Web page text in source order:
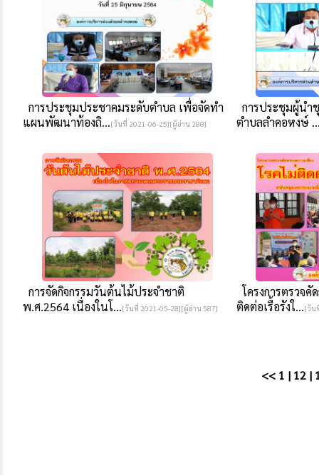
การประชุมประชาคมระดับตำบล เพื่อจัดทำ
แผนพัฒนาท้องถิ...[วันที่ 2021-06-25][ผู้อ่าน 288]
การประชุมผู้นำ
ตำบลลำคอหงษ์
การจัดกิจกรรมวันต้นไม้ประจำชาติ
พ.ศ.2564 เนื่องในโ...[วันที่ 2021-05-28][ผู้อ่าน 587]
โครงการตรวจคั
ติดต่อเรื้อรังใ...[วัน
<< 1 | 12 |